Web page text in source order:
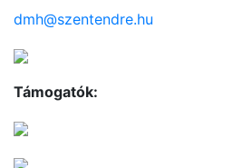
dmh@szentendre.hu
Támogatók: